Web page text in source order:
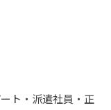
ト・派遣社員・正